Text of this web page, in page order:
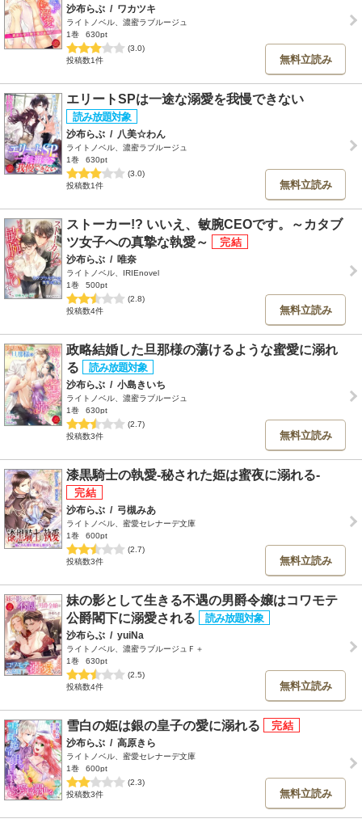
沙布らぶ / ワカツキ
ライトノベル、濃蜜ラブルージュ
1巻
630pt
(3.0)
投稿数1件
無料立読み
エリートSPは一途な溺愛を我慢できない
沙布らぶ / 八美☆わん
ライトノベル、濃蜜ラブルージュ
1巻
630pt
(3.0)
投稿数1件
無料立読み
ストーカー!? いいえ、敏腕CEOです。～カタブ
ツ女子への真摯な執愛～
沙布らぶ / 唯奈
ライトノベル、IRIEnovel
1巻
500pt
(2.8)
投稿数4件
無料立読み
政略結婚した旦那様の蕩けるような蜜愛に溺れ
る
沙布らぶ / 小島きいち
ライトノベル、濃蜜ラブルージュ
1巻
630pt
(2.7)
投稿数3件
無料立読み
漆黒騎士の執愛-秘された姫は蜜夜に溺れる-
沙布らぶ / 弓槻みあ
ライトノベル、蜜愛セレナーデ文庫
1巻
600pt
(2.7)
投稿数3件
無料立読み
妹の影として生きる不遇の男爵令嬢はコワモテ
公爵閣下に溺愛される
沙布らぶ / yuiNa
ライトノベル、濃蜜ラブルージュＦ＋
1巻
630pt
(2.5)
投稿数4件
無料立読み
雪白の姫は銀の皇子の愛に溺れる
沙布らぶ / 高原きら
ライトノベル、蜜愛セレナーデ文庫
1巻
600pt
(2.3)
投稿数3件
無料立読み